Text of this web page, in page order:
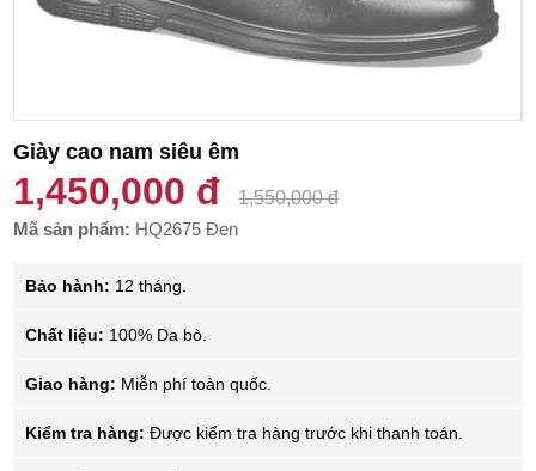
Giày cao nam siêu êm
1,450,000 đ
1,550,000 đ
Mã sản phẩm: HQ2675 Đen
Bảo hành: 12 tháng.
Chất liệu: 100% Da bò.
Giao hàng: Miễn phí toàn quốc.
Kiểm tra hàng: Được kiểm tra hàng trước khi thanh toán.